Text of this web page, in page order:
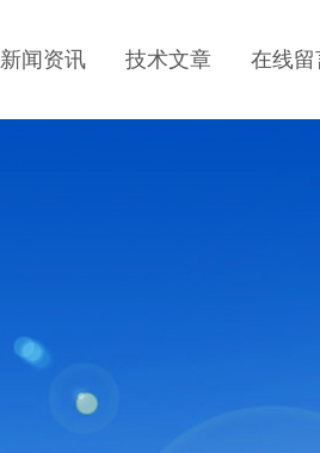
新闻资讯 技术文章 在线留